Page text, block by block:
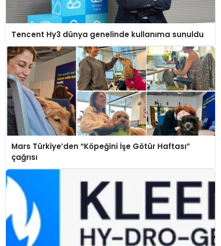
Tencent Hy3 dünya genelinde kullanıma sunuldu
Mars Türkiye’den “Köpeğini İşe Götür Haftası”
çağrısı